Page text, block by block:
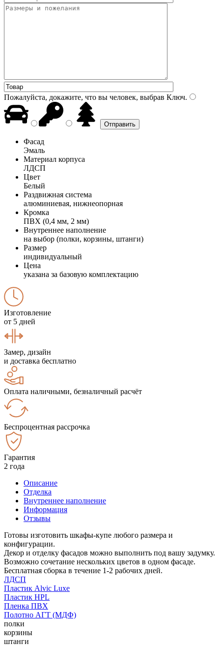
Пожалуйста, докажите, что вы человек, выбрав Ключ.
Фасад
Эмаль
Материал корпуса
ЛДСП
Цвет
Белый
Раздвижная система
алюминиевая, нижнеопорная
Кромка
ПВХ (0,4 мм, 2 мм)
Внутреннее наполнение
на выбор (полки, корзины, штанги)
Размер
индивидуальный
Цена
указана за базовую комплектацию
Изготовление
от 5 дней
Замер, дизайн
и доставка бесплатно
Оплата наличными, безналичный расчёт
Беспроцентная рассрочка
Гарантия
2 года
Описание
Отделка
Внутреннее наполнение
Информация
Отзывы
Готовы изготовить шкафы-купе любого размера и
конфигурации.
Декор и отделку фасадов можно выполнить под вашу задумку.
Возможно сочетание нескольких цветов в одном фасаде.
Бесплатная сборка в течение 1-2 рабочих дней.
ЛДСП
Пластик Alvic Luxe
Пластик HPL
Пленка ПВХ
Полотно АГТ (МДФ)
полки
корзины
штанги